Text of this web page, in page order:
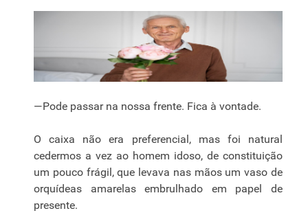
—Pode passar na nossa frente. Fica à vontade.
O caixa não era preferencial, mas foi natural
cedermos a vez ao homem idoso, de constituição
um pouco frágil, que levava nas mãos um vaso de
orquídeas amarelas embrulhado em papel de
presente.